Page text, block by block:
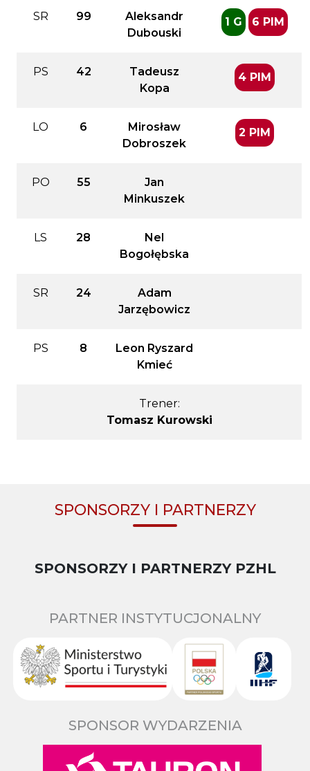
SR 99
Aleksandr
Dubouski
1 G 6 PIM
PS 42
Tadeusz
Kopa
4 PIM
LO 6
Mirosław
Dobroszek
2 PIM
PO 55
Jan
Minkuszek
LS 28
Nel
Bogołębska
SR 24
Adam
Jarzębowicz
PS 8
Leon Ryszard
Kmieć
Trener:
Tomasz Kurowski
SPONSORZY I PARTNERZY
SPONSORZY I PARTNERZY PZHL
PARTNER INSTYTUCJONALNY
SPONSOR WYDARZENIA